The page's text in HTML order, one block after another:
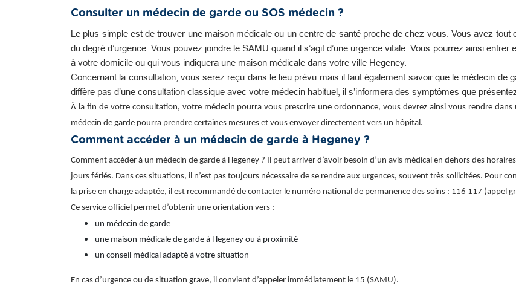
Consulter un médecin de garde ou SOS médecin ?
Le plus simple est de trouver une maison médicale ou un centre de santé proche de chez vous. Vous avez
du degré d’urgence. Vous pouvez joindre le SAMU quand il s’agit d’une urgence vitale. Vous pourrez ainsi entrer
à votre domicile ou qui vous indiquera une maison médicale dans votre ville Hegeney.
Concernant la consultation, vous serez reçu dans le lieu prévu mais il faut également savoir que le médecin de
diffère pas d’une consultation classique avec votre médecin habituel, il s’informera des symptômes que
À la fin de votre consultation, votre médecin pourra vous prescrire une ordonnance, vous devrez ainsi vous rendre
médecin de garde pourra prendre certaines mesures et vous envoyer directement vers un hôpital.
Comment accéder à un médecin de garde à Hegeney ?
Comment accéder à un médecin de garde à Hegeney ? Il peut arriver d’avoir besoin d’un avis médical en dehors des
jours fériés. Dans ces situations, il n’est pas toujours nécessaire de se rendre aux urgences, souvent très sollicitées. Pour
la prise en charge adaptée, il est recommandé de contacter le numéro national de permanence des soins : 116 117 (appel
Ce service officiel permet d’obtenir une orientation vers :
un médecin de garde
une maison médicale de garde à Hegeney ou à proximité
un conseil médical adapté à votre situation
En cas d’urgence ou de situation grave, il convient d’appeler immédiatement le 15 (SAMU).